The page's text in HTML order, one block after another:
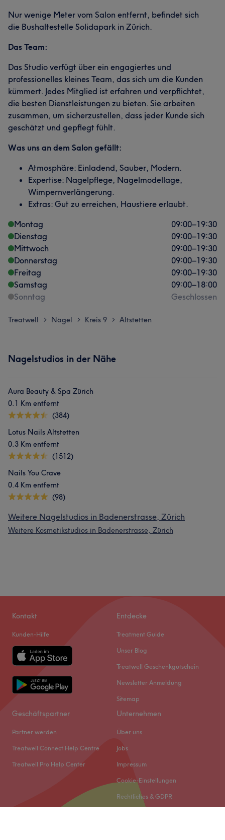
Was unsere Kunden über Shin sagen
Professionell 10 Kompetent 5 Aufmerksam 5
Nur wenige Meter vom Salon entfernt, befindet sich
die Bushaltestelle Solidapark in Zürich.
Das Team:
Das Studio verfügt über ein engagiertes und
professionelles kleines Team, das sich um die Kunden
kümmert. Jedes Mitglied ist erfahren und verpflichtet,
die besten Dienstleistungen zu bieten. Sie arbeiten
zusammen, um sicherzustellen, dass jeder Kunde sich
geschätzt und gepflegt fühlt.
Was uns an dem Salon gefällt:
Atmosphäre: Einladend, Sauber, Modern.
Expertise: Nagelpflege, Nagelmodellage,
Wimpernverlängerung.
Extras: Gut zu erreichen, Haustiere erlaubt.
Montag
09:00–19:30
Dienstag
09:00–19:30
Mittwoch
09:00–19:30
Donnerstag
09:00–19:30
Freitag
09:00–19:30
Samstag
09:00–18:00
Sonntag
Geschlossen
Treatwell > Nägel > Kreis 9 > Altstetten
Nagelstudios in der Nähe
Aura Beauty & Spa Zürich
0.1 Km entfernt
(384)
Lotus Nails Altstetten
0.3 Km entfernt
(1512)
Nails You Crave
0.4 Km entfernt
(98)
Weitere Nagelstudios in Badenerstrasse, Zürich
Weitere Kosmetikstudios in Badenerstrasse, Zürich
Kontakt
Kunden-Hilfe
Entdecke
Treatment Guide
Unser Blog
Treatwell Geschenkgutschein
Newsletter Anmeldung
Sitemap
Geschäftspartner
Partner werden
Treatwell Connect Help Centre
Treatwell Pro Help Center
Unternehmen
Über uns
Jobs
Impressum
Cookie-Einstellungen
Rechtliches & GDPR